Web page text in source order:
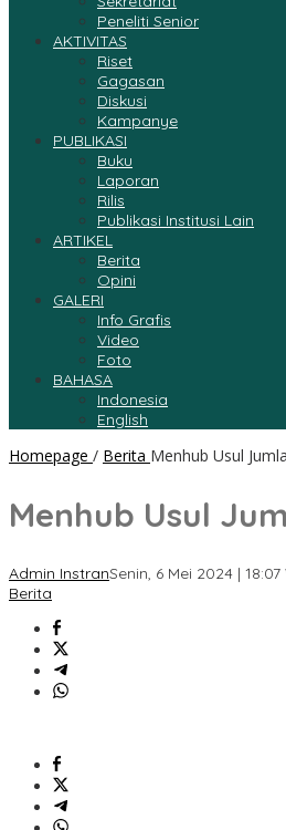
Peneliti Senior
AKTIVITAS
Riset
Gagasan
Diskusi
Kampanye
PUBLIKASI
Buku
Laporan
Rilis
Publikasi Institusi Lain
ARTIKEL
Berita
Opini
GALERI
Info Grafis
Video
Foto
BAHASA
Indonesia
English
Homepage / Berita Menhub Usul
Menhub Usul
Admin InstranSenin, 6 Mei 2024 | 18:07
Berita